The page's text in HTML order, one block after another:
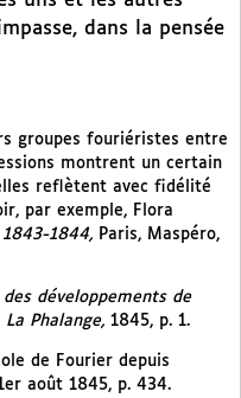
dans la pensée
groupes fouriéristes entre
montrent un certain
reflètent avec fidélité
par exemple, Flora
1844, Paris, Maspéro,
des développements de
La Phalange, 1845, p. 1.
de Fourier depuis
août 1845, p. 434.